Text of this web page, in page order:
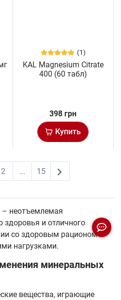
(1)
KAL Magnesium Citrate
400 (60 табл)
398 грн
Купить
2 ... 15
неотъемлемая
и отличного
со здоровым рационом и
нагрузками.
минеральных
вещества, играющие